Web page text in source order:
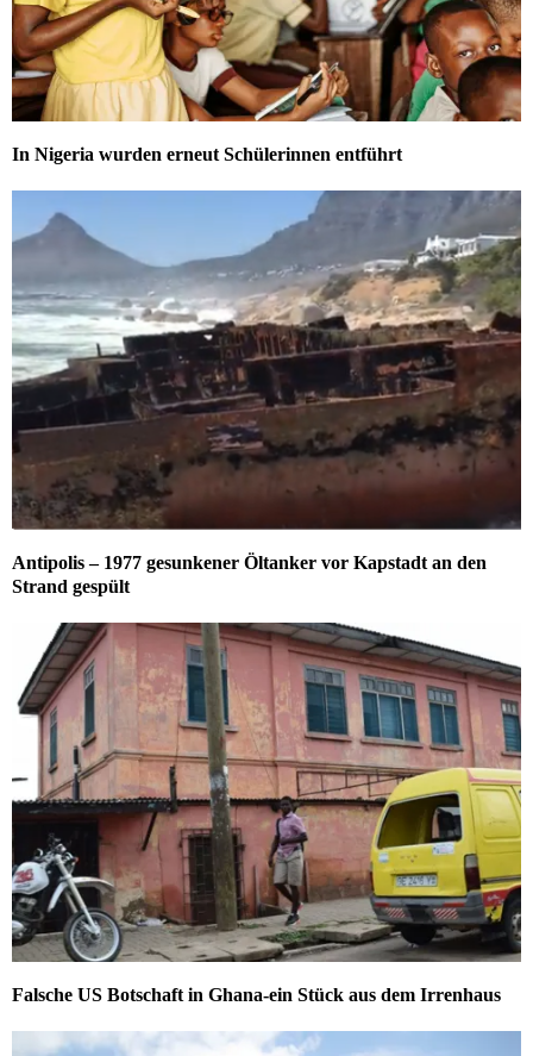
In Nigeria wurden erneut Schülerinnen entführt
Antipolis – 1977 gesunkener Öltanker vor Kapstadt an den
Strand gespült
Falsche US Botschaft in Ghana-ein Stück aus dem Irrenhaus